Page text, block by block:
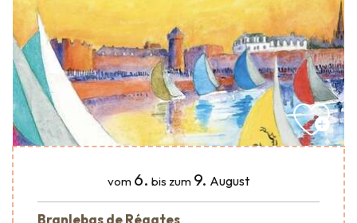
vom 6. bis zum 9. August
Branlebas de Régates